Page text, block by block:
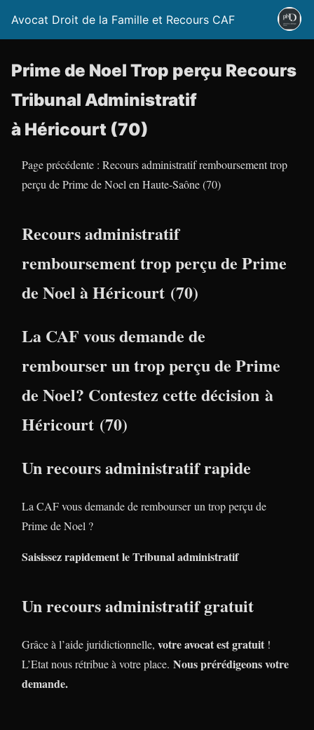
Avocat Droit de la Famille et Recours CAF
Prime de Noel Trop perçu Recours
Tribunal Administratif
à Héricourt (70)
Page précédente : Recours administratif remboursement trop
perçu de Prime de Noel en Haute-Saône (70)
Recours administratif
remboursement trop perçu de Prime
de Noel à Héricourt (70)
La CAF vous demande de
rembourser un trop perçu de Prime
de Noel? Contestez cette décision à
Héricourt (70)
Un recours administratif rapide
La CAF vous demande de rembourser un trop perçu de
Prime de Noel ?
Saisissez rapidement le Tribunal administratif
Un recours administratif gratuit
Grâce à l’aide juridictionnelle, votre avocat est gratuit !
L’Etat nous rétribue à votre place. Nous prérédigeons votre
demande.